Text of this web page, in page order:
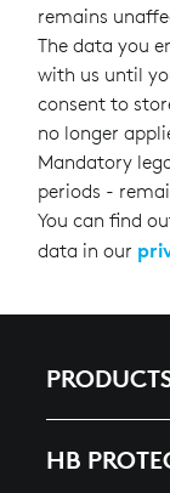
remains
The data you
with us until
consent to
no longer
Mandatory
periods -
You can find
data in our
HB